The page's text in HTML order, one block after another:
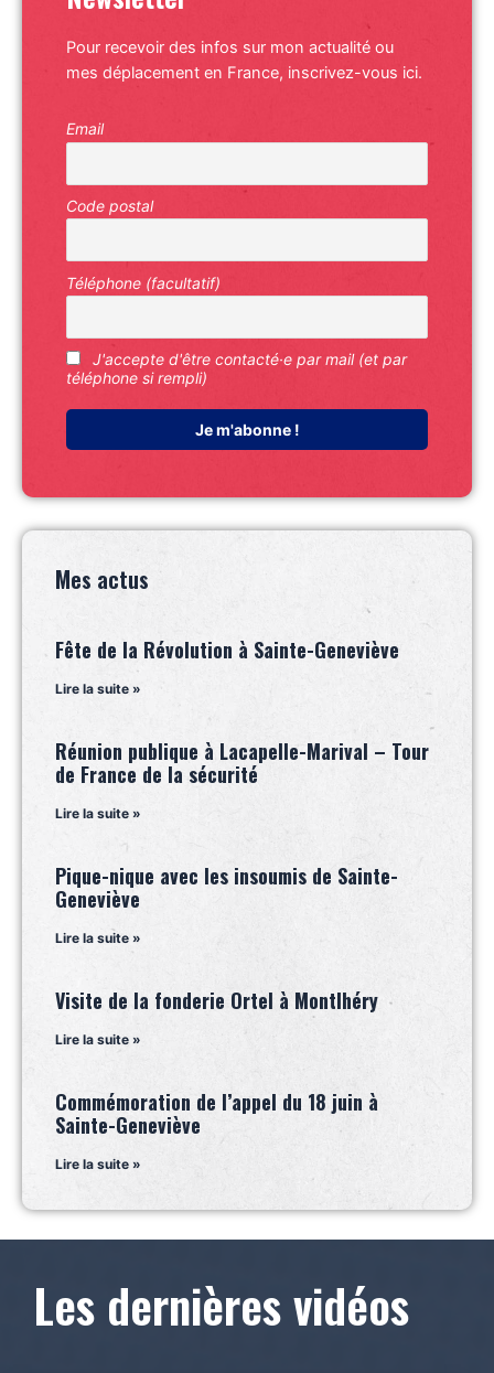
Pour recevoir des infos sur mon actualité ou
mes déplacement en France, inscrivez-vous ici.
Email
Code postal
Téléphone (facultatif)
J'accepte d'être contacté·e par mail (et par
téléphone si rempli)
Mes actus
Fête de la Révolution à Sainte-Geneviève
Lire la suite »
Réunion publique à Lacapelle-Marival – Tour
de France de la sécurité
Lire la suite »
Pique-nique avec les insoumis de Sainte-
Geneviève
Lire la suite »
Visite de la fonderie Ortel à Montlhéry
Lire la suite »
Commémoration de l’appel du 18 juin à
Sainte-Geneviève
Lire la suite »
Les dernières vidéos